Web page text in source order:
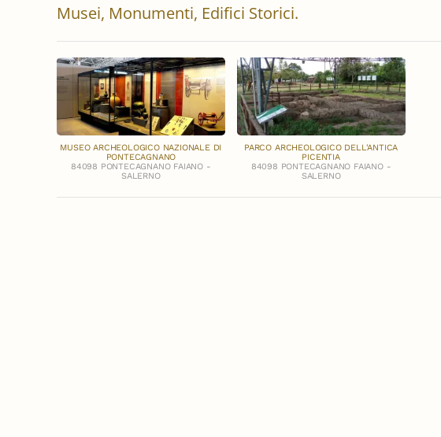
Musei, Monumenti, Edifici Storici.
MUSEO ARCHEOLOGICO NAZIONALE DI
PONTECAGNANO
84098 PONTECAGNANO FAIANO -
SALERNO
PARCO ARCHEOLOGICO DELL'ANTICA
PICENTIA
84098 PONTECAGNANO FAIANO -
SALERNO